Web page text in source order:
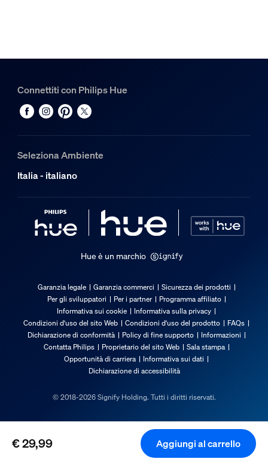
€ 29,99 Aggiungi al carrello
Materiale
Funzionalità aggiuntiva/accessorio
Varie
Tipo
Parti di ricambio
Dimensioni e peso della confezione
8720169268050
Peso netto
0,19 kg
Peso lordo
123 mm
Larghezza
Connettiti con Philips Hue
Seleziona Ambiente
Italia - italiano
Hue è un marchio
Garanzia legale Garanzia commerci
Sicurezza dei prodotti
Per gli sviluppatori
Per i partner
Programma affiliato
Informativa sui cookie
Informativa sulla privacy
Condizioni d'uso del sito Web
Condizioni d'uso del prodotto
FAQs
Dichiarazione di conformità
Policy di fine supporto
Informazioni
Contatta Philips
Proprietario del sito Web
Sala stampa
Opportunità di carriera
Informativa sui dati
Dichiarazione di accessibilità
© 2018-2026 Signify Holding. Tutti i diritti riservati.